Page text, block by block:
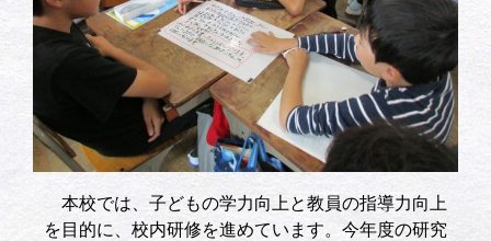
本校では、子どもの学力向上と教員の指導力向上
を目的に、校内研修を進めています。今年度の研究